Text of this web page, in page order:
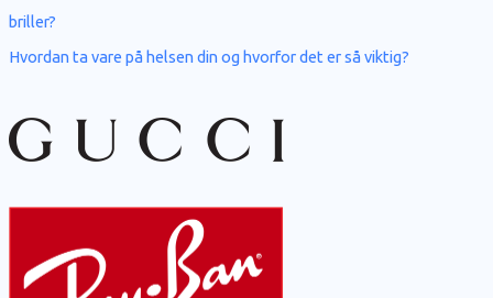
e
briller?
Hvordan ta vare på helsen din og hvorfor det er så viktig?